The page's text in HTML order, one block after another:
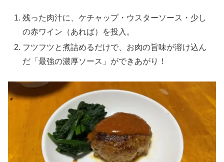
残った肉汁に、ケチャップ・ウスターソース・少し
の赤ワイン（あれば）を投入。
フツフツと煮詰めるだけで、お肉の旨味が溶け込ん
だ「最強の濃厚ソース」ができあがり！